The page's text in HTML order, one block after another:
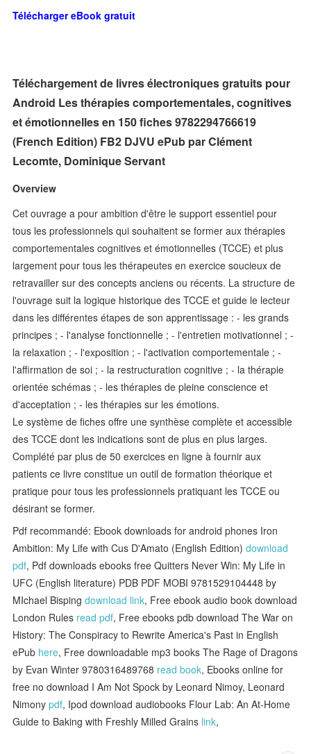
Télécharger eBook gratuit
Téléchargement de livres électroniques gratuits pour
Android Les thérapies comportementales, cognitives
et émotionnelles en 150 fiches 9782294766619
(French Edition) FB2 DJVU ePub par Clément
Lecomte, Dominique Servant
Overview
Cet ouvrage a pour ambition d'être le support essentiel pour
tous les professionnels qui souhaitent se former aux thérapies
comportementales cognitives et émotionnelles (TCCE) et plus
largement pour tous les thérapeutes en exercice soucieux de
retravailler sur des concepts anciens ou récents. La structure de
l'ouvrage suit la logique historique des TCCE et guide le lecteur
dans les différentes étapes de son apprentissage : - les grands
principes ; - l'analyse fonctionnelle ; - l'entretien motivationnel ; -
la relaxation ; - l'exposition ; - l'activation comportementale ; -
l'affirmation de soi ; - la restructuration cognitive ; - la thérapie
orientée schémas ; - les thérapies de pleine conscience et
d'acceptation ; - les thérapies sur les émotions.
Le système de fiches offre une synthèse complète et accessible
des TCCE dont les indications sont de plus en plus larges.
Complété par plus de 50 exercices en ligne à fournir aux
patients ce livre constitue un outil de formation théorique et
pratique pour tous les professionnels pratiquant les TCCE ou
désirant se former.
Pdf recommandé: Ebook downloads for android phones Iron
Ambition: My Life with Cus D'Amato (English Edition)download
pdf, Pdf downloads ebooks free Quitters Never Win: My Life in
UFC (English literature) PDB PDF MOBI 9781529104448 by
MIchael Bispingdownload link, Free ebook audio book download
London Rules read pdf, Free ebooks pdb download The War on
History: The Conspiracy to Rewrite America's Past in English
ePub here, Free downloadable mp3 books The Rage of Dragons
by Evan Winter 9780316489768 read book, Ebooks online for
free no download I Am Not Spock by Leonard Nimoy, Leonard
Nimonypdf, Ipod download audiobooks Flour Lab: An At-Home
Guide to Baking with Freshly Milled Grains link,